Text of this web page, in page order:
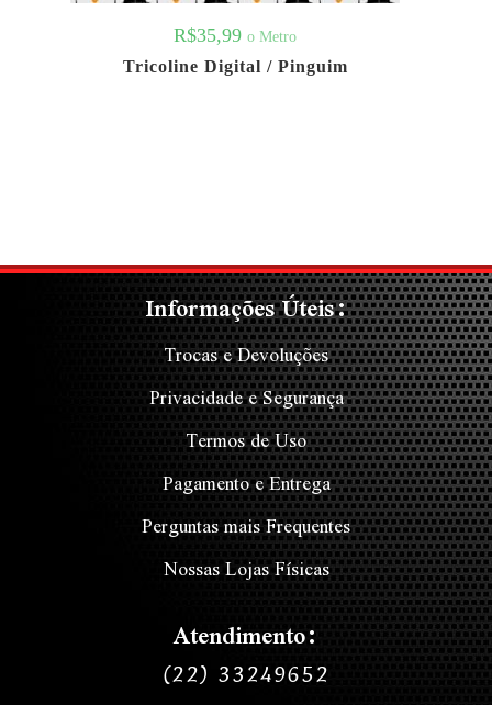
R$35,99 o Metro
Tricoline Digital / Pinguim
Informações Úteis:
Trocas e Devoluções
Privacidade e Segurança
Termos de Uso
Pagamento e Entrega
Perguntas mais Frequentes
Nossas Lojas Físicas
Atendimento:
(22) 33249652